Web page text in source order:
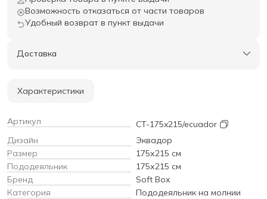
Возможность отказаться от части товаров
Удобный возврат в пункт выдачи
Доставка
Характеристики
Артикул
CT-175x215/ecuador
Дизайн
Эквадор
Размер
175х215 см
Пододеяльник
175х215 см
Бренд
Soft Box
Категория
Пододеяльник на молнии